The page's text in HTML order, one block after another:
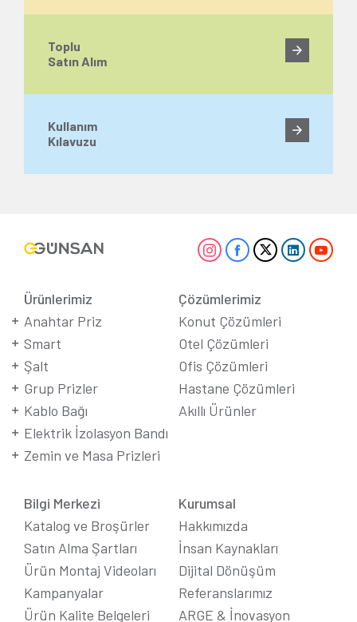
Toplu
Satın Alım
Kullanım
Kılavuzu
Ürünlerimiz
Anahtar Priz
Smart
Şalt
Grup Prizler
Kablo Bağı
Elektrik İzolasyon Bandı
Zemin ve Masa Prizleri
Çözümlerimiz
Konut Çözümleri
Otel Çözümleri
Ofis Çözümleri
Hastane Çözümleri
Akıllı Ürünler
Bilgi Merkezi
Katalog ve Broşürler
Satın Alma Şartları
Ürün Montaj Videoları
Kampanyalar
Ürün Kalite Belgeleri
Kurumsal
Hakkımızda
İnsan Kaynakları
Dijital Dönüşüm
Referanslarımız
ARGE & İnovasyon